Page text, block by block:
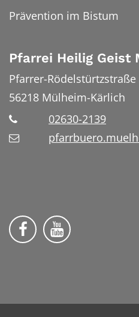
Prävention im Bistum
Pfarrei Heilig Geist
Pfarrer-Rödelstürtzstraße
56218 Mülheim-Kärlich
02630-2139
Wir auf Facebook
Wir auf